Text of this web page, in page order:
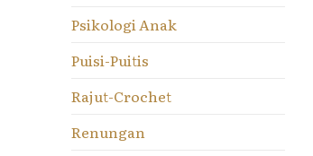
Psikologi Anak
Puisi-Puitis
Rajut-Crochet
Renungan